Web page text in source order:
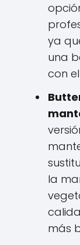
ya
una
con
la
más